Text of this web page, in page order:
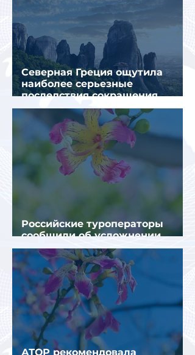
Северная Греция ощутила
наиболее серьезные
последствия сокращения
турпотока из России
Российские туроператоры
сообщили об усложнении
получения виз в Грецию
АТОР рекомендовала